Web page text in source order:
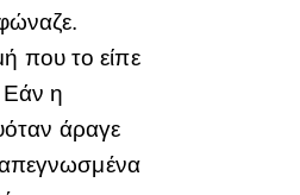
που το είπε
Εάν η
άραγε
απεγνωσμένα